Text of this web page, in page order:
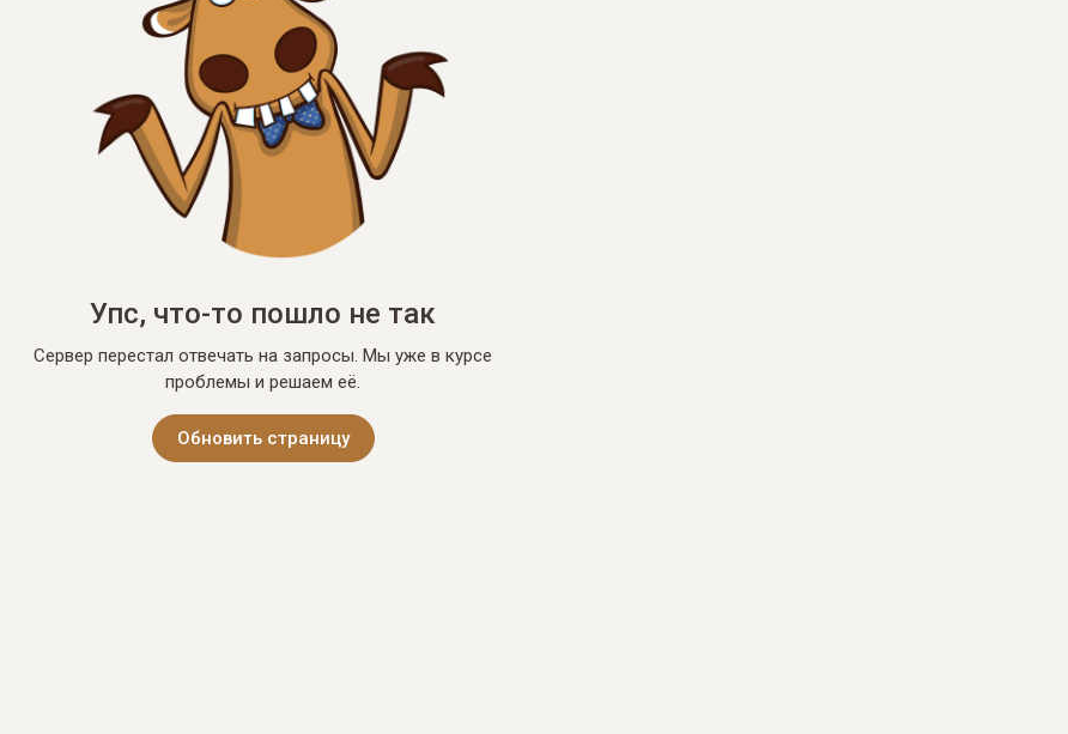
Упс, что-то пошло не так
Сервер перестал отвечать на запросы. Мы уже в курсе
проблемы и решаем её.
Обновить страницу